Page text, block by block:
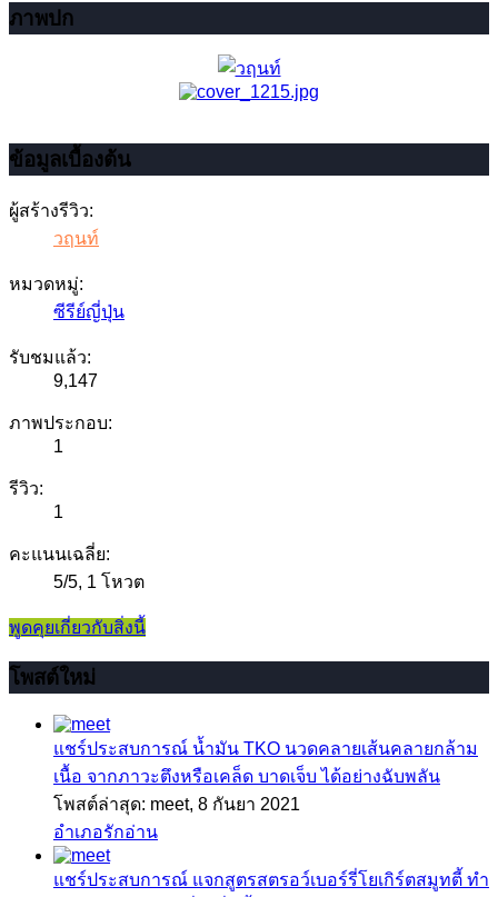
ภาพปก
ข้อมูลเบื้องต้น
ผู้สร้างรีวิว:
วฤนท์
หมวดหมู่:
ซีรีย์ญี่ปุ่น
รับชมแล้ว:
9,147
ภาพประกอบ:
1
รีวิว:
1
คะแนนเฉลี่ย:
5/5, 1 โหวต
พูดคุยเกี่ยวกับสิ่งนี้
โพสต์ใหม่
แชร์ประสบการณ์ น้ำมัน TKO นวดคลายเส้นคลายกล้าม
เนื้อ จากภาวะตึงหรือเคล็ด บาดเจ็บ ได้อย่างฉับพลัน
โพสต์ล่าสุด: meet, 8 กันยา 2021
อำเภอรักอ่าน
แชร์ประสบการณ์ แจกสูตรสตรอว์เบอร์รี่โยเกิร์ตสมูทตี้ ทำ